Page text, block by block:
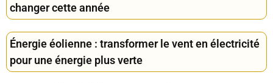
changer cette année
Énergie éolienne : transformer le vent en électricité
pour une énergie plus verte